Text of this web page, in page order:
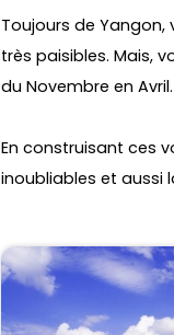
Toujours de
très paisibles. Mais,
du Novembre en Avril.
En construisant ces
inoubliables et aussi